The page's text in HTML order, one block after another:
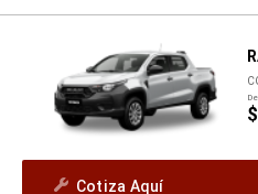
Cotiza Aquí